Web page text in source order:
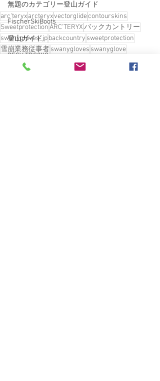
無題のカテゴリー登山ガイド
FischerSkiBoots
登山ガイド
BESV TRS2XC
Burley COHO XC
arc'teryxarcteryxvectorglidecontourskins
SweetprotectionARC’TERYXバックカントリー
swanygloves_jpbackcountry sweetprotection
雪崩業務従事者swanygloves swanyglove
ARC'TERYX
VECTOR GLIDE